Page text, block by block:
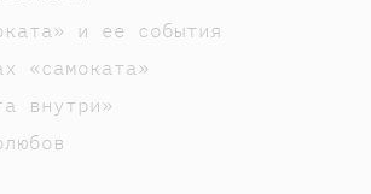
и ее события
«самоката»
внутри»